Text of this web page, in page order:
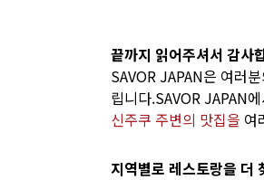
끝까지 읽어주셔서 감사
SAVOR JAPAN은 여러
립니다.SAVOR JAPAN
신주쿠 주변의 맛집을 여
지역별로 레스토랑을 더